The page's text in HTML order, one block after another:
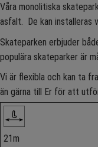
Våra monolitiska
asfalt. De kan installeras
Skateparken erbjuder
populära skateparker är
Vi är flexibla och kan ta
än gärna till Er för att
21m